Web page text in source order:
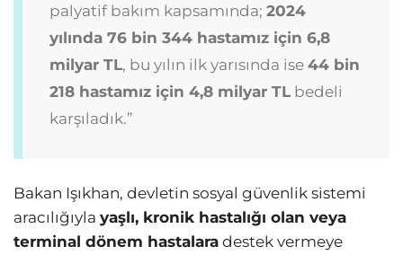
palyatif bakım kapsamında; 2024
yılında 76 bin 344 hastamız için 6,8
milyar TL, bu yılın ilk yarısında ise 44 bin
218 hastamız için 4,8 milyar TL bedeli
karşıladık.”
Bakan Işıkhan, devletin sosyal güvenlik sistemi
aracılığıyla yaşlı, kronik hastalığı olan veya
terminal dönem hastalara destek vermeye